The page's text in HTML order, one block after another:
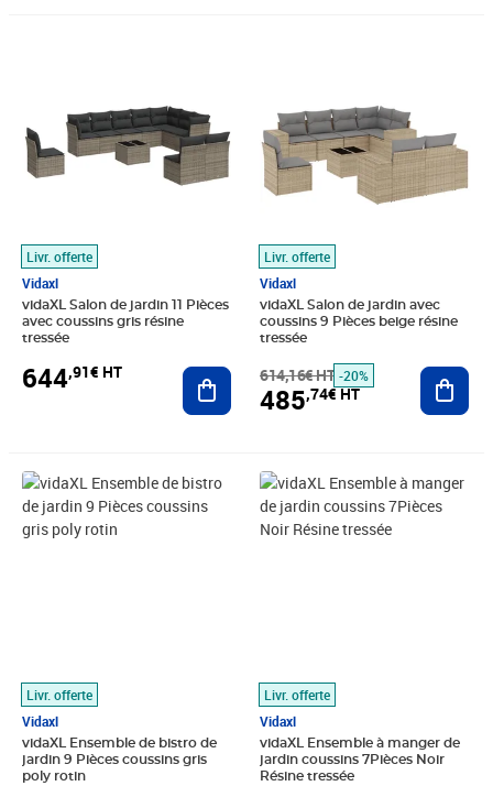
Livr. offerte
Vidaxl
vidaXL Salon de jardin 11 Pièces
avec coussins gris résine
tressée
644,91€ HT Ajouter au panier
Livr. offerte
Vidaxl
vidaXL Salon de jardin avec
coussins 9 Pièces beige résine
tressée
614,16€ HT -20%
485,74€ HT
Livr. offerte
Vidaxl
vidaXL Ensemble de bistro de
jardin 9 Pièces coussins gris
poly rotin
Prix 771,58€ HT
Livr. offerte
Vidaxl
vidaXL Ensemble à manger de
jardin coussins 7Pièces Noir
Résine tressée
Prix barré 692,49€ HT
Prix 609,08€ HT